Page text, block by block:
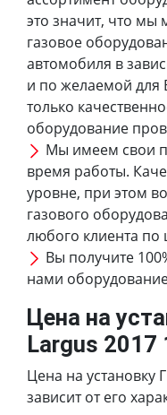
это значит, что
газовое
автомобиля в
и по желаемой для
только
оборудование
Мы имеем свои
время работы.
уровне, при этом
газового
любого клиента
Вы получите
нами
Цена на
Largus 2017
Цена на
зависит от его